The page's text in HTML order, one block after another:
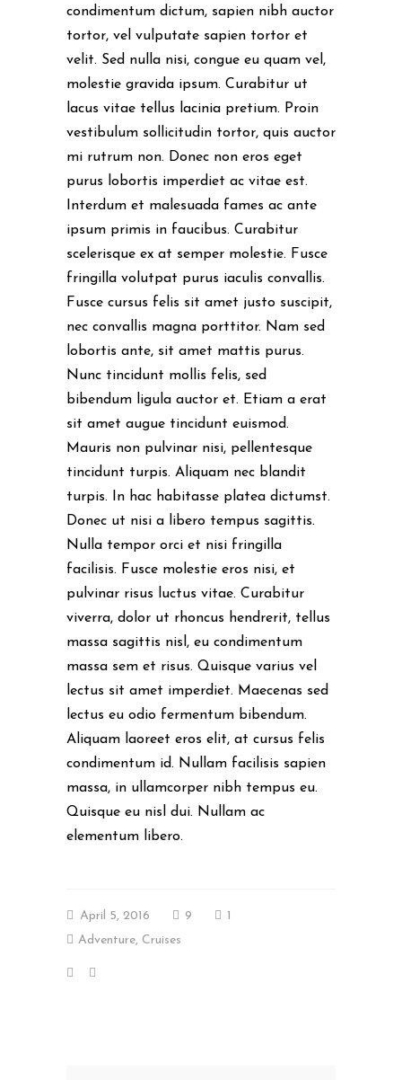
condimentum dictum, sapien nibh auctor
tortor, vel vulputate sapien tortor et
velit. Sed nulla nisi, congue eu quam vel,
molestie gravida ipsum. Curabitur ut
lacus vitae tellus lacinia pretium. Proin
vestibulum sollicitudin tortor, quis auctor
mi rutrum non. Donec non eros eget
purus lobortis imperdiet ac vitae est.
Interdum et malesuada fames ac ante
ipsum primis in faucibus. Curabitur
scelerisque ex at semper molestie. Fusce
fringilla volutpat purus iaculis convallis.
Fusce cursus felis sit amet justo suscipit,
nec convallis magna porttitor. Nam sed
lobortis ante, sit amet mattis purus.
Nunc tincidunt mollis felis, sed
bibendum ligula auctor et. Etiam a erat
sit amet augue tincidunt euismod.
Mauris non pulvinar nisi, pellentesque
tincidunt turpis. Aliquam nec blandit
turpis. In hac habitasse platea dictumst.
Donec ut nisi a libero tempus sagittis.
Nulla tempor orci et nisi fringilla
facilisis. Fusce molestie eros nisi, et
pulvinar risus luctus vitae. Curabitur
viverra, dolor ut rhoncus hendrerit, tellus
massa sagittis nisl, eu condimentum
massa sem et risus. Quisque varius vel
lectus sit amet imperdiet. Maecenas sed
lectus eu odio fermentum bibendum.
Aliquam laoreet eros elit, at cursus felis
condimentum id. Nullam facilisis sapien
massa, in ullamcorper nibh tempus eu.
Quisque eu nisl dui. Nullam ac
elementum libero.
April 5, 2016 9
1
Adventure, Cruises